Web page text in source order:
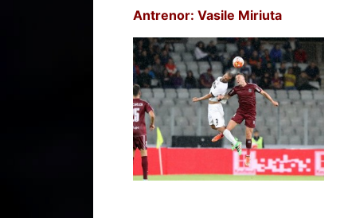
Antrenor: Vasile Miriuta